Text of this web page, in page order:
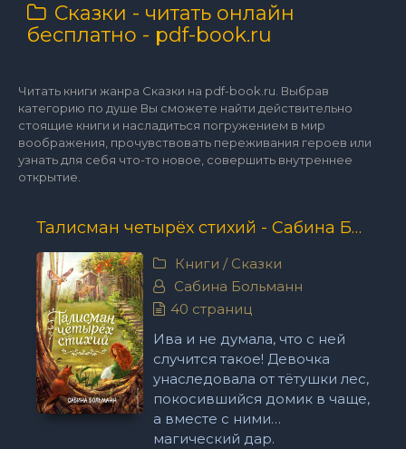
Сказки - читать онлайн
бесплатно - pdf-book.ru
Читать книги жанра Сказки на pdf-book.ru. Выбрав
категорию по душе Вы сможете найти действительно
стоящие книги и насладиться погружением в мир
воображения, прочувствовать переживания героев или
узнать для себя что-то новое, совершить внутреннее
открытие.
Талисман четырёх стихий - Сабина Больманн
Книги / Сказки
Сабина Больманн
40 страниц
Ива и не думала, что с ней
случится такое! Девочка
унаследовала от тётушки лес,
покосившийся домик в чаще,
а вместе с ними…
магический дар.